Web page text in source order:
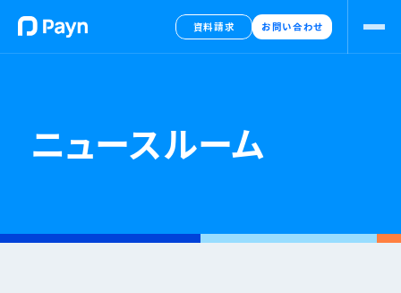
資料請求 お問い合わせ
ニュースルーム